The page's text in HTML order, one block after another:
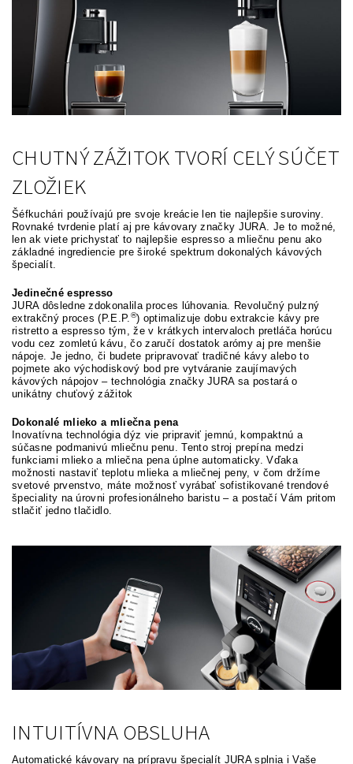
CHUTNÝ ZÁŽITOK TVORÍ CELÝ SÚČET
ZLOŽIEK
Šéfkuchári používajú pre svoje kreácie len tie najlepšie suroviny.
Rovnaké tvrdenie platí aj pre kávovary značky JURA. Je to možné,
len ak viete prichystať to najlepšie espresso a mliečnu penu ako
základné ingrediencie pre široké spektrum dokonalých kávových
špecialít.
Jedinečné espresso
JURA dôsledne zdokonalila proces lúhovania. Revolučný pulzný
extrakčný proces (P.E.P. ®) optimalizuje dobu extrakcie kávy pre
ristretto a espresso tým, že v krátkych intervaloch pretláča horúcu
vodu cez zomletú kávu, čo zaručí dostatok arómy aj pre menšie
nápoje. Je jedno, či budete pripravovať tradičné kávy alebo to
pojmete ako východiskový bod pre vytváranie zaujímavých
kávových nápojov – technológia značky JURA sa postará o
unikátny chuťový zážitok
Dokonalé mlieko a mliečna pena
Inovatívna technológia dýz vie pripraviť jemnú, kompaktnú a
súčasne podmanivú mliečnu penu. Tento stroj prepína medzi
funkciami mlieko a mliečna pena úplne automaticky. Vďaka
možnosti nastaviť teplotu mlieka a mliečnej peny, v čom držíme
svetové prvenstvo, máte možnosť vyrábať sofistikované trendové
špeciality na úrovni profesionálneho baristu – a postačí Vám pritom
stlačiť jedno tlačidlo.
INTUITÍVNA OBSLUHA
Automatické kávovary na prípravu špecialít JURA splnia i Vaše